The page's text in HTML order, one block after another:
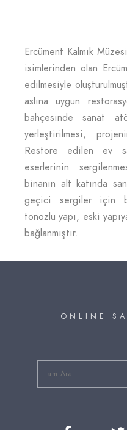
Ercüment Kalmık
isimlerinden olan
edilmesiyle
aslına uygun
bahçesinde sanat
yerleştirilmesi,
Restore edilen ev
eserlerinin
binanın alt katında
geçici sergiler için
tonozlu yapı, eski
bağlanmıştır.
O N L I N E S